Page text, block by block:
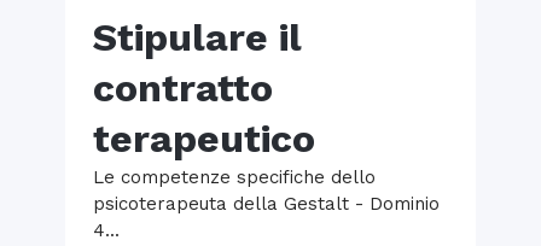
Stipulare il
contratto
terapeutico
Le competenze specifiche dello
psicoterapeuta della Gestalt - Dominio
4...